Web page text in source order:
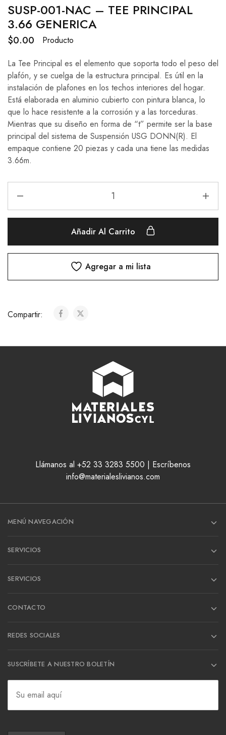
SUSP-001-NAC – TEE PRINCIPAL
3.66 GENERICA
$0.00
Producto
La Tee Principal es el elemento que soporta todo el peso del
plafón, y se cuelga de la estructura principal. Es útil en la
instalación de plafones en los techos interiores del hogar.
Está elaborada en aluminio cubierto con pintura blanca, lo
que lo hace resistente a la corrosión y a las torceduras.
Mientras que su diseño en forma de “t” permite ser la base
principal del sistema de Suspensión USG DONN(R). El
empaque contiene 20 piezas y cada una tiene las medidas
3.66m.
Añadir Al Carrito
Agregar a mi lista
Compartir:
Llámanos al +52 33 3283 5500 | Escríbenos
info@materialeslivianos.com
MENÚ NAVEGACIÓN
SERVICIOS
SERVICIOS
CONTACTO
REDES SOCIALES
SUSCRÍBETE A NUESTRO BOLETÍN